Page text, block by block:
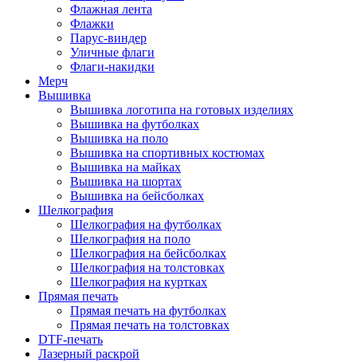
Флажная лента
Флажки
Парус-виндер
Уличные флаги
Флаги-накидки
Мерч
Вышивка
Вышивка логотипа на готовых изделиях
Вышивка на футболках
Вышивка на поло
Вышивка на спортивных костюмах
Вышивка на майках
Вышивка на шортах
Вышивка на бейсболках
Шелкография
Шелкография на футболках
Шелкография на поло
Шелкография на бейсболках
Шелкография на толстовках
Шелкография на куртках
Прямая печать
Прямая печать на футболках
Прямая печать на толстовках
DTF-печать
Лазерный раскрой